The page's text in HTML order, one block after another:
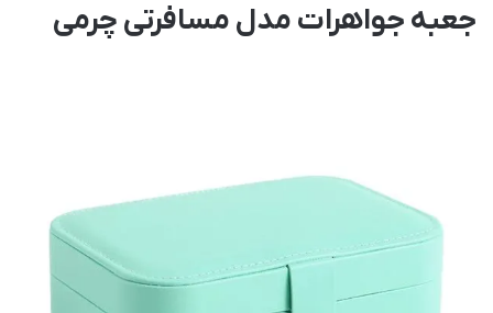
جعبه جواهرات مدل مسافرتی چرمی